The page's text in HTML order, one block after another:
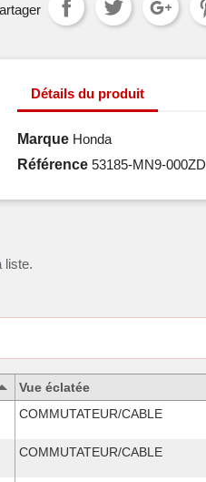
Détails du produit
Marque Honda
Référence 53185-MN9-000ZD
liste.
Vue éclatée
COMMUTATEUR/CABLE
COMMUTATEUR/CABLE